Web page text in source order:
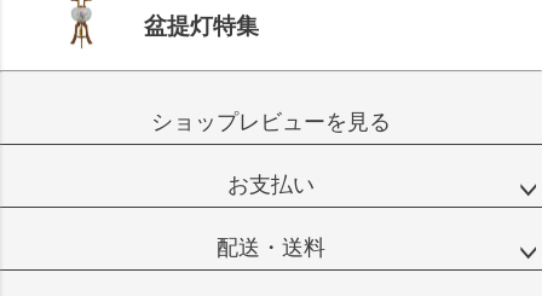
盆提灯特集
ショップレビューを見る
お支払い
配送・送料